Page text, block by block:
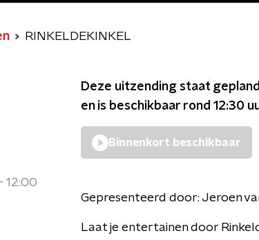
RINKELDEKINKEL
12:00
Deze uitzending staat
en is beschikbaar rond 12:30
Binnenkort beschikbaar
Gepresenteerd door: Jeroen
Laat je entertainen door